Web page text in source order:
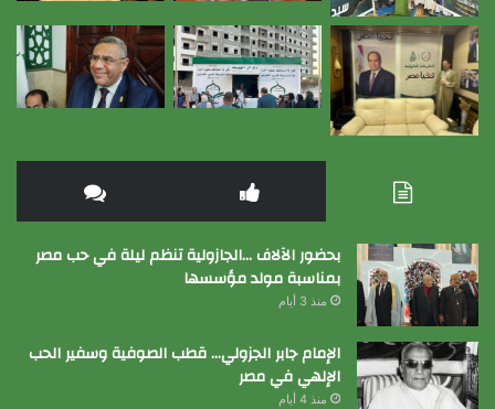
بحضور الآلاف …الجازولية تنظم ليلة في حب مصر
بمناسبة مولد مؤسسها
منذ 3 أيام
الإمام جابر الجزولي… قطب الصوفية وسفير الحب
الإلهي في مصر
منذ 4 أيام